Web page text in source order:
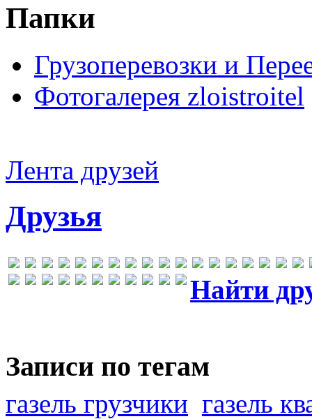
Папки
Грузоперевозки и
Фотогалерея zloistroitel
Лента друзей
Друзья
Найти
Записи по тегам
газель грузчики газель